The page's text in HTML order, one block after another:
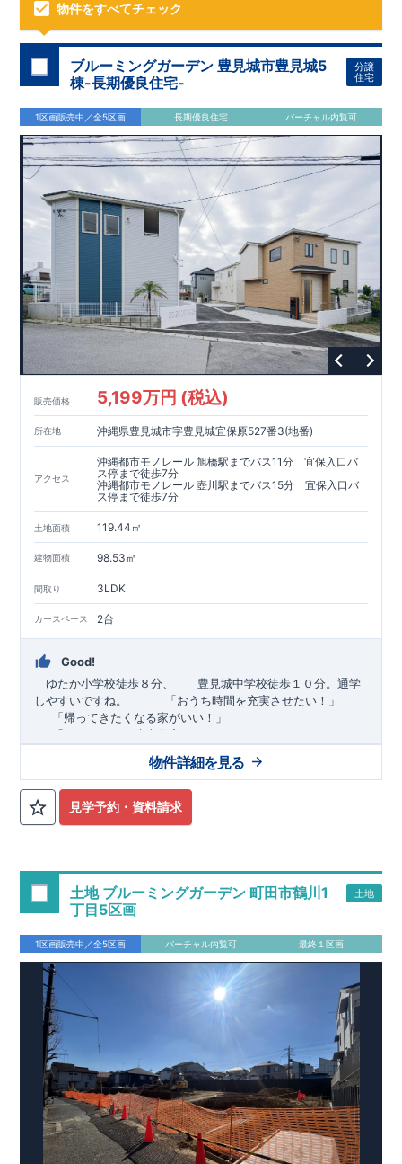
物件をすべてチェック
ブルーミングガーデン 豊見城市豊見城5
棟-長期優良住宅-
分譲
住宅
1区画販売中／全5区画 長期優良住宅 バーチャル内覧可
販売価格 5,199万円 (税込)
所在地 沖縄県豊見城市字豊見城宜保原527番3(地番)
アクセス
沖縄都市モノレール 旭橋駅までバス11分 宜保入口バ
ス停まで徒歩7分
沖縄都市モノレール 壺川駅までバス15分 宜保入口バ
ス停まで徒歩7分
土地面積 119.44㎡
建物面積 98.53㎡
間取り 3LDK
カースペース 2台
Good!
ゆたか小学校徒歩８分、 豊見城中学校徒歩１０分。通学
しやすいですね。
「おうち時間を充実させたい！」
「帰ってきたくなる家がいい！」
「おしゃれなら建売住宅もありかも！」
TEL:098-860-2201（火・水曜日定休日、年末年始休み）
■オプションではありません！全棟標準搭載
ム・ガス衣類乾燥機・食洗器・宅配ボックス・玄関電子キー・
成材にヒノキを使用しております！
■長期優良住宅もっと詳しく
「いい家を作って、きちんと手
7つの厳しい技術基準をクリアした物件だけが認定を受けられる
長期優良住宅。
長期優良住宅として認定を受けるためには、国が定めた下記7つ
の技術基準をクリアする必要があります。東栄住宅は全棟でク
リア！①耐震性②劣化対策③維持管理性④住戸面積⑤省エネル
ギー性⑥居住環境⑦維持保全管理
そのほかの魅力として、住宅ローン金利優遇、固定資産税の減
税、中古市場での売却時にも有利です。
住宅性能評価ダブル
取得
「設計」と「建設」のダブルで性
能を評価されています！図面を第三者機関へ提出します。外部
評価委員が建設中に3回、竣工時に1回の現場検査が行われま
す。構造の安定、劣化の軽減、維持管理への配慮、温熱環境・
エネルギー消費量（断熱等性能）の必須4分野、空気環境で、最
高等級取得！ ■ 耐震等級3 もっと詳しく 東栄住宅の建物
は、国が定めた耐震最高等級3を取得。建築基準法に定められ
当社こだわりの空間アイディアをショート動画で
ご紹介しています。ここをクリック
見学予約・資料請求
物件詳細を見る
土地 ブルーミングガーデン 町田市鶴川1
丁目5区画
土地
1区画販売中／全5区画 バーチャル内覧可 最終１区画